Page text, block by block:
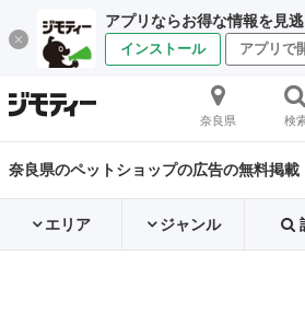
アプリならお得な情報を見逃
インストール アプリで
奈良県 検
奈良県のペットショップの広告の無料掲載
エリア ジャンル